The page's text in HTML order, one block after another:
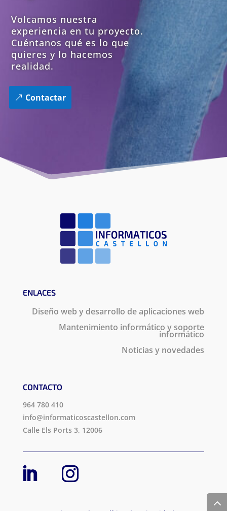
Volcamos nuestra
experiencia en tu proyecto.
Cuéntanos qué es lo que
quieres y lo hacemos
realidad.
Contactar
ENLACES
Diseño web y desarrollo de aplicaciones web
Mantenimiento informático y soporte
informático
Noticias y novedades
CONTACTO
964 780 410
info@informaticoscastellon.com
Calle Els Ports 3, 12006